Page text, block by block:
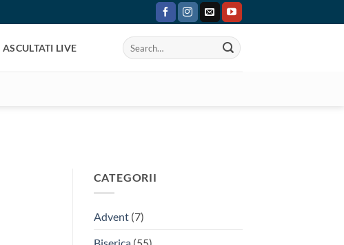
ASCULTATI LIVE
CATEGORII
Advent(7)